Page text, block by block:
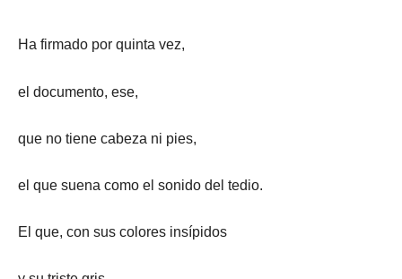
Ha firmado por quinta vez,
el documento, ese,
que no tiene cabeza ni pies,
el que suena como el sonido del tedio.
El que, con sus colores insípidos